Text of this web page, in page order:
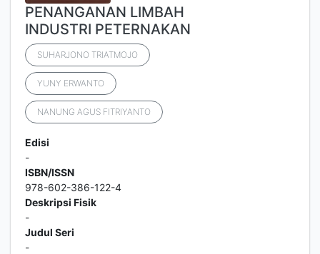
PENANGANAN LIMBAH
INDUSTRI PETERNAKAN
SUHARJONO TRIATMOJO
YUNY ERWANTO
NANUNG AGUS FITRIYANTO
Edisi
-
ISBN/ISSN
978-602-386-122-4
Deskripsi Fisik
-
Judul Seri
-